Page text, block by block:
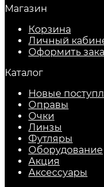
Магазин
Корзина
Личный
Оформить
Каталог
Новые
Оправы
Очки
Линзы
Футляры
Оборудование
Акция
Аксессуары